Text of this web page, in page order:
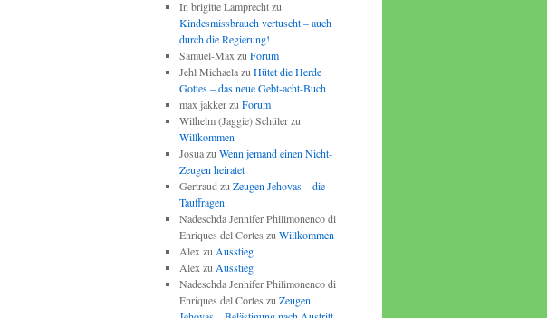
In brigitte Lamprechtzu
Kindesmissbrauch vertuscht – auch
durch die Regierung!
Samuel-Max zu Forum
Jehl Michaelazu Hütet die Herde
Gottes – das neue Gebt-acht-Buch
max jakkerzu Forum
Wilhelm (Jaggie) Schülerzu
Willkommen
Josuazu Wenn jemand einen Nicht-
Zeugen heiratet
Gertraud zu Zeugen Jehovas – die
Tauffragen
Nadeschda Jennifer Philimonenco di
Enriques del Cortes zu Willkommen
Alex zu Ausstieg
Alex zu Ausstieg
Nadeschda Jennifer Philimonenco di
Enriques del Cortes zu Zeugen